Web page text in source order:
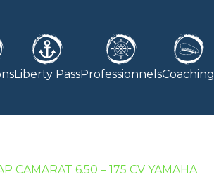
Liberty PassProfessionnelsCoaching
CAMARAT 6.50 – 175 CV YAMAHA